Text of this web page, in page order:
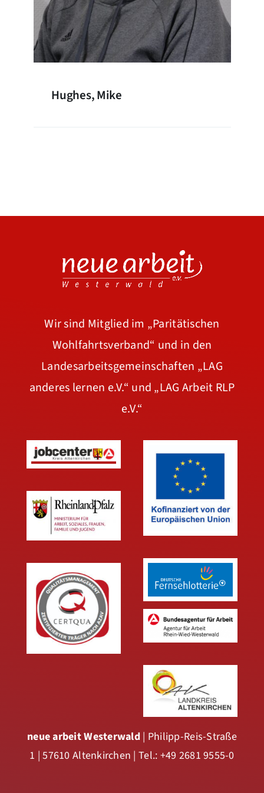
Hughes, Mike
Wir sind Mitglied im „Paritätischen
Wohlfahrtsverband“ und in den
Landesarbeitsgemeinschaften „LAG
anderes lernen e.V.“ und „LAG Arbeit RLP
e.V.“
neue arbeit Westerwald | Philipp-Reis-Straße
1 | 57610 Altenkirchen | Tel.: +49 2681 9555-0